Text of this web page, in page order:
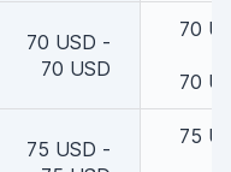
70 USD -
70 USD
70
70
75 USD -
75